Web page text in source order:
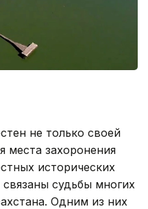
не только своей
места захоронения
исторических
судьбы многих
Одним из них